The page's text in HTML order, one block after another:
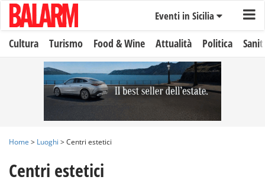
Eventi in Sicilia
Cultura Turismo Food & Wine Attualità Politica
Home > Luoghi > Centri estetici
Centri estetici